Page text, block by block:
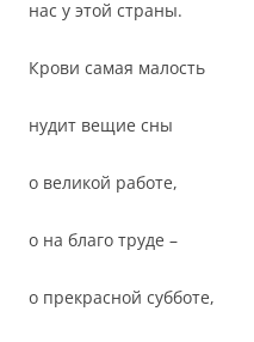
нас у этой страны.
Крови самая малость
нудит вещие сны
о великой работе,
о на благо труде –
о прекрасной субботе,